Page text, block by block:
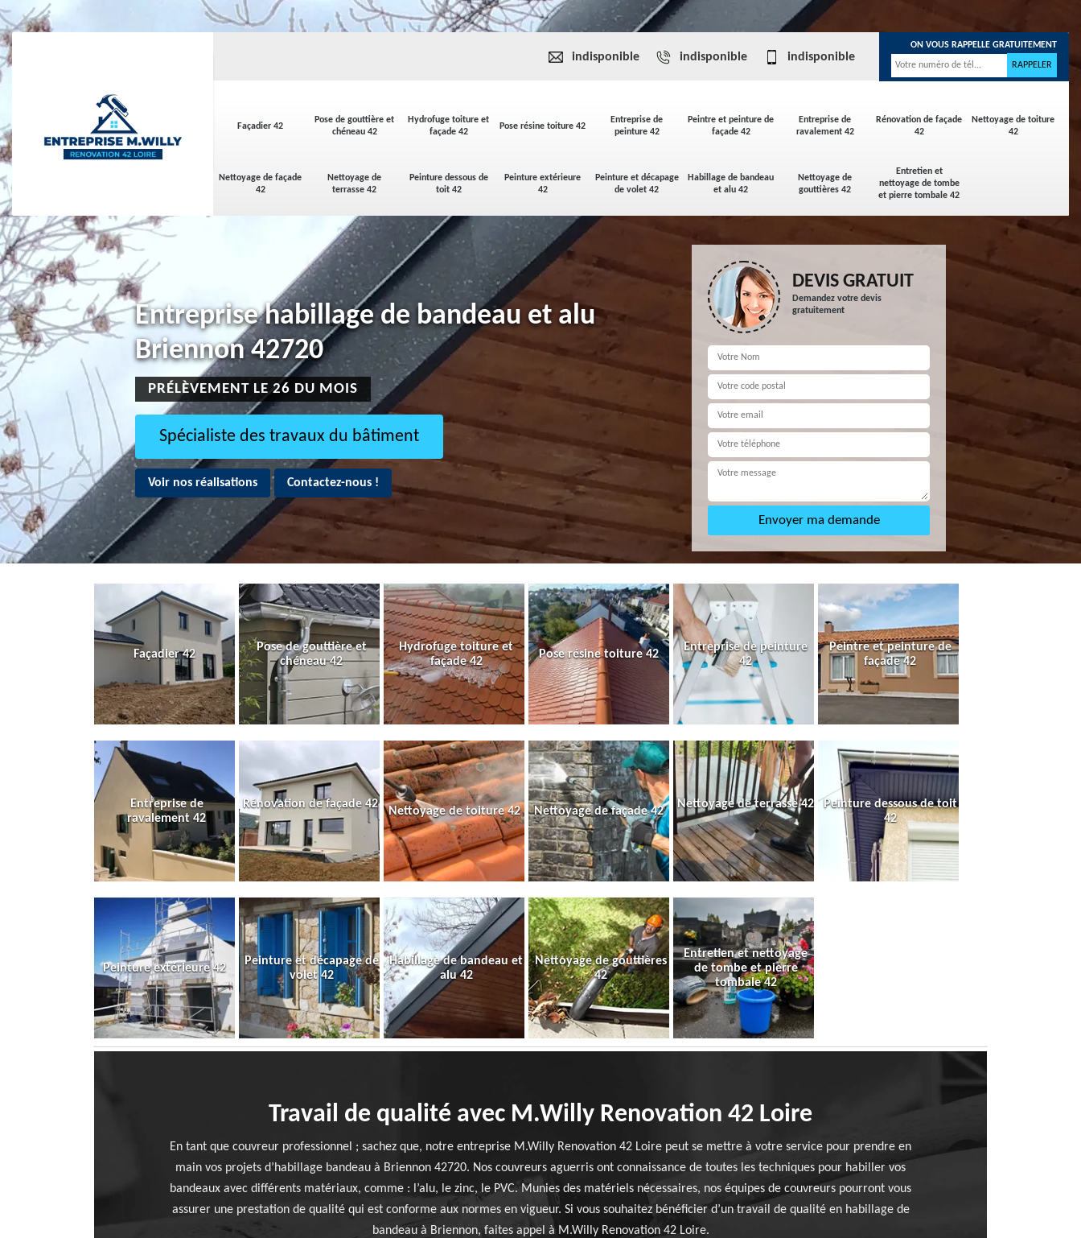
Façadier 42
Pose de gouttière et
chéneau 42
Hydrofuge toiture et
façade 42
Pose résine toiture 42
Entreprise de
peinture 42
Peintre et peinture de
façade 42
Entreprise de
ravalement 42
Rénovation de façade
42
Nettoyage de toiture
42
Nettoyage de façade
42
Nettoyage de
terrasse 42
Peinture dessous de
toit 42
Peinture extérieure
42
Peinture et décapage
de volet 42
Habillage de bandeau
et alu 42
Nettoyage de
gouttières 42
Entretien et
nettoyage de tombe
et pierre tombale 42
indisponible indisponible indisponible
ON VOUS RAPPELLE GRATUITEMENT
Entreprise habillage de bandeau et alu
Briennon 42720
PRÉLÈVEMENT LE 26 DU MOIS
Spécialiste des travaux du bâtiment
Voir nos réalisations Contactez-nous !
DEVIS GRATUIT
Demandez votre devis
gratuitement
Façadier 42
Pose de gouttière et
chéneau 42
Hydrofuge toiture et
façade 42
Pose résine toiture 42
Entreprise de peinture
42
Peintre et peinture de
façade 42
Entreprise de
ravalement 42
Rénovation de façade 42
Nettoyage de toiture 42 Nettoyage de façade 42
Nettoyage de terrasse 42
Peinture dessous de toit
42
Peinture extérieure 42
Peinture et décapage de
volet 42
Habillage de bandeau et
alu 42
Nettoyage de gouttières
42
Entretien et nettoyage
de tombe et pierre
tombale 42
Travail de qualité avec M.Willy Renovation 42 Loire
En tant que couvreur professionnel ; sachez que, notre entreprise M.Willy Renovation 42 Loire peut se mettre à votre service pour prendre en
main vos projets d’habillage bandeau à Briennon 42720. Nos couvreurs aguerris ont connaissance de toutes les techniques pour habiller vos
bandeaux avec différents matériaux, comme : l’alu, le zinc, le PVC. Munies des matériels nécessaires, nos équipes de couvreurs pourront vous
assurer une prestation de qualité qui est conforme aux normes en vigueur. Si vous souhaitez bénéficier d’un travail de qualité en habillage de
bandeau à Briennon, faites appel à M.Willy Renovation 42 Loire.